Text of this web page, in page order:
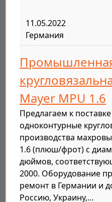
11.05.2022
Германия
Mayer MPU 1.6
Предлагаем к
одноконтурные
производства
1.6 (плюш/фрот) с
дюймов,
2000. Оборудование
ремонт в Германии и
Россию, Украину,…